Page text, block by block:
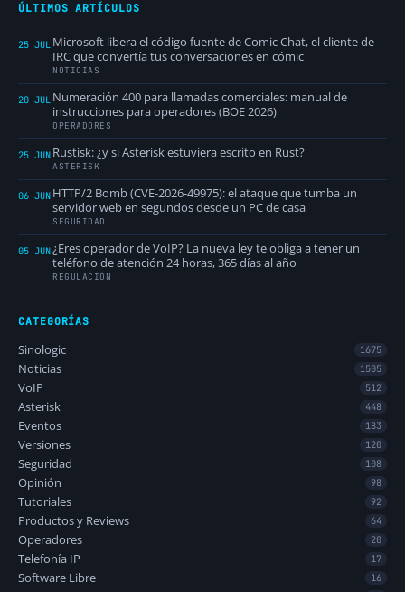
ÚLTIMOS ARTÍCULOS
25 JUL Microsoft libera el código fuente de Comic Chat, el cliente de
IRC que convertía tus conversaciones en cómic
NOTICIAS
20 JUL Numeración 400 para llamadas comerciales: manual de
instrucciones para operadores (BOE 2026)
OPERADORES
25 JUN Rustisk: ¿y si Asterisk estuviera escrito en Rust?
ASTERISK
06 JUN HTTP/2 Bomb (CVE-2026-49975): el ataque que tumba un
servidor web en segundos desde un PC de casa
SEGURIDAD
05 JUN¿Eres operador de VoIP? La nueva ley te obliga a tener un
teléfono de atención 24 horas, 365 días al año
REGULACIÓN
CATEGORÍAS
Sinologic 1675
Noticias 1505
VoIP 512
Asterisk 448
Eventos 183
Versiones 120
Seguridad 108
Opinión 98
Tutoriales 92
Productos y Reviews 64
Operadores 20
Telefonía IP 17
Software Libre 16